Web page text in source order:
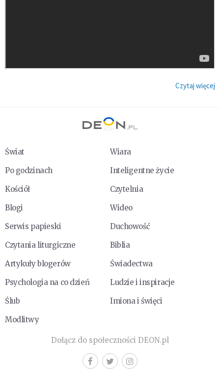
Czytaj więcej
Świat
Wiara
Po godzinach
Inteligentne życie
Kościół
Czytelnia
Blogi
Wideo
Serwis papieski
Duchowość
Czytania liturgiczne
Biblia
Artykuły blogerów
Świadectwa
Psychologia na co dzień
Ludzie i inspiracje
Ślub
Imiona i święci
Modlitwy
Dołącz do społeczności DEON.pl